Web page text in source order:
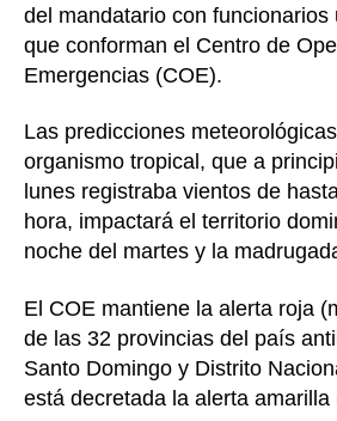
del mandatario con funcionarios
que conforman el Centro de
Emergencias (COE).
Las predicciones
organismo tropical, que a
lunes registraba vientos de
hora, impactará el territorio
noche del martes y la
El COE mantiene la alerta roja
de las 32 provincias del país
Santo Domingo y Distrito
está decretada la alerta amarilla